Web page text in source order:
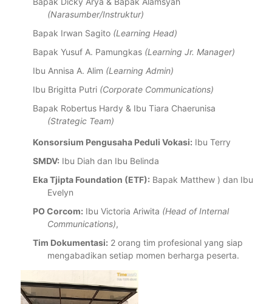
(Narasumber/Instruktur)
Bapak Irwan Sagito (Learning Head)
Bapak Yusuf A. Pamungkas (Learning Jr. Manager)
Ibu Annisa A. Alim (Learning Admin)
Ibu Brigitta Putri (Corporate Communications)
Bapak Robertus Hardy & Ibu Tiara Chaerunisa
(Strategic Team)
Konsorsium Pengusaha Peduli Vokasi: Ibu Terry
SMDV: Ibu Diah dan Ibu Belinda
Eka Tjipta Foundation (ETF): Bapak Matthew ) dan Ibu
Evelyn
PO Corcom: Ibu Victoria Ariwita (Head of Internal
Communications),
Tim Dokumentasi: 2 orang tim profesional yang siap
mengabadikan setiap momen berharga peserta.